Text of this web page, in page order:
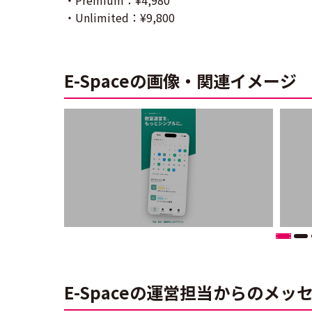
・Unlimited：¥9,800
E-Spaceの画像・関連イメージ
E-Spaceの運営担当からのメッ